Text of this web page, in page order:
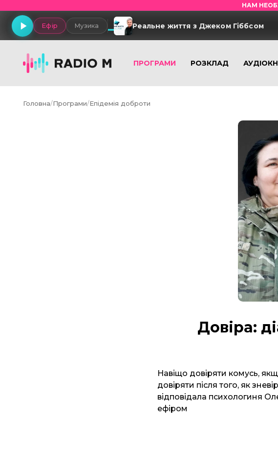
НАМ
Ефір Музика Реальне життя з Джеком Гіббсом
ПРОГРАМИ РОЗКЛАД
Головна/Програми/Епідемія доброти
Довіра:
Навіщо довіряти комусь,
довіряти після того, як
відповідала психологиня
ефіром